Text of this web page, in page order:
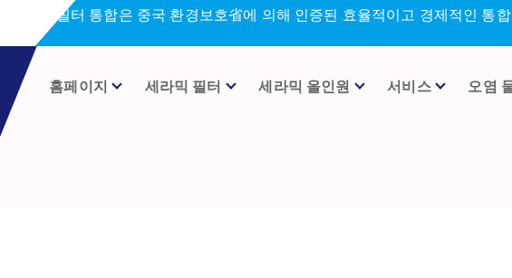
세라미크 필터 통합은 중국 환경보호省에 의해 인증된 효율적이고 경제적인 통
홈페이지 세라믹 필터 세라믹 올인원 서비스 오염